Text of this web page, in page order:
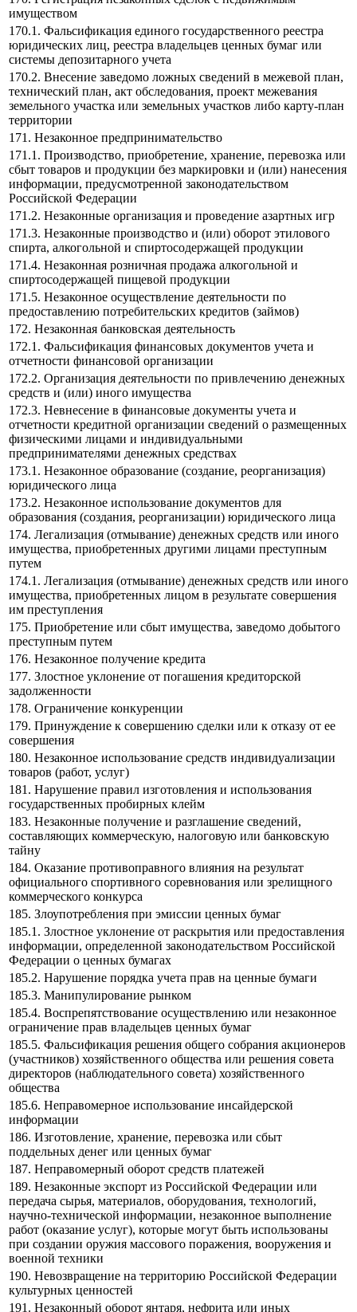
имуществом
170.1. Фальсификация единого государственного реестра
юридических лиц, реестра владельцев ценных бумаг или
системы депозитарного учета
170.2. Внесение заведомо ложных сведений в межевой план,
технический план, акт обследования, проект межевания
земельного участка или земельных участков либо карту-план
территории
171. Незаконное предпринимательство
171.1. Производство, приобретение, хранение, перевозка или
сбыт товаров и продукции без маркировки и (или) нанесения
информации, предусмотренной законодательством
Российской Федерации
171.2. Незаконные организация и проведение азартных игр
171.3. Незаконные производство и (или) оборот этилового
спирта, алкогольной и спиртосодержащей продукции
171.4. Незаконная розничная продажа алкогольной и
спиртосодержащей пищевой продукции
171.5. Незаконное осуществление деятельности по
предоставлению потребительских кредитов (займов)
172. Незаконная банковская деятельность
172.1. Фальсификация финансовых документов учета и
отчетности финансовой организации
172.2. Организация деятельности по привлечению денежных
средств и (или) иного имущества
172.3. Невнесение в финансовые документы учета и
отчетности кредитной организации сведений о размещенных
физическими лицами и индивидуальными
предпринимателями денежных средствах
173.1. Незаконное образование (создание, реорганизация)
юридического лица
173.2. Незаконное использование документов для
образования (создания, реорганизации) юридического лица
174. Легализация (отмывание) денежных средств или иного
имущества, приобретенных другими лицами преступным
путем
174.1. Легализация (отмывание) денежных средств или иного
имущества, приобретенных лицом в результате совершения
им преступления
175. Приобретение или сбыт имущества, заведомо добытого
преступным путем
176. Незаконное получение кредита
177. Злостное уклонение от погашения кредиторской
задолженности
178. Ограничение конкуренции
179. Принуждение к совершению сделки или к отказу от ее
совершения
180. Незаконное использование средств индивидуализации
товаров (работ, услуг)
181. Нарушение правил изготовления и использования
государственных пробирных клейм
183. Незаконные получение и разглашение сведений,
составляющих коммерческую, налоговую или банковскую
тайну
184. Оказание противоправного влияния на результат
официального спортивного соревнования или зрелищного
коммерческого конкурса
185. Злоупотребления при эмиссии ценных бумаг
185.1. Злостное уклонение от раскрытия или предоставления
информации, определенной законодательством Российской
Федерации о ценных бумагах
185.2. Нарушение порядка учета прав на ценные бумаги
185.3. Манипулирование рынком
185.4. Воспрепятствование осуществлению или незаконное
ограничение прав владельцев ценных бумаг
185.5. Фальсификация решения общего собрания акционеров
(участников) хозяйственного общества или решения совета
директоров (наблюдательного совета) хозяйственного
общества
185.6. Неправомерное использование инсайдерской
информации
186. Изготовление, хранение, перевозка или сбыт
поддельных денег или ценных бумаг
187. Неправомерный оборот средств платежей
189. Незаконные экспорт из Российской Федерации или
передача сырья, материалов, оборудования, технологий,
научно-технической информации, незаконное выполнение
работ (оказание услуг), которые могут быть использованы
при создании оружия массового поражения, вооружения и
военной техники
190. Невозвращение на территорию Российской Федерации
культурных ценностей
191. Незаконный оборот янтаря, нефрита или иных